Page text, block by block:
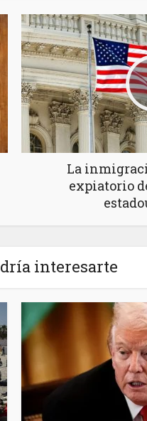
La
expiatorio
interesarte